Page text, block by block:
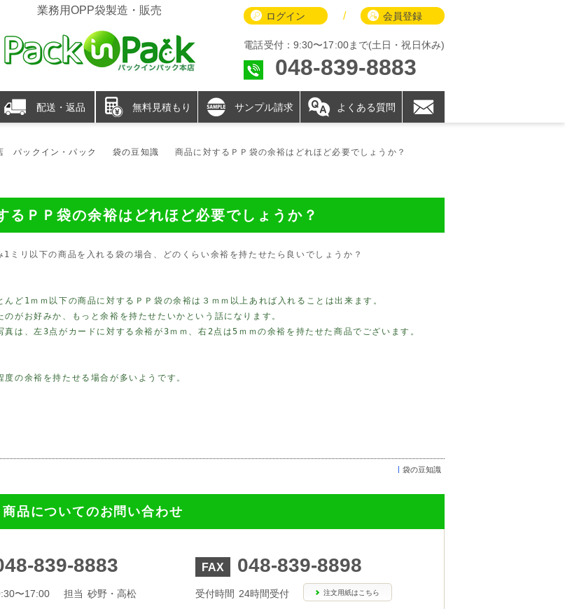
業務用OPP袋製造・販売 ログイン / 会員登録
電話受付：9:30〜17:00まで(土日・祝日休み)
048-839-8883
配送・返品 無料見積もり サンプル請求 よくある質問
パックイン・パック 袋の豆知識 商品に対するＰＰ袋の余裕はどれほど必要でしょうか？
るＰＰ袋の余裕はどれほど必要でしょうか？
1ミリ以下の商品を入れる袋の場合、どのくらい余裕を持たせたら良いでしょうか？
んど1ｍｍ以下の商品に対するＰＰ袋の余裕は３ｍｍ以上あれば入れることは出来ます。
のがお好みか、もっと余裕を持たせたいかという話になります。
真は、左3点がカードに対する余裕が3ｍｍ、右2点は5ｍｍの余裕を持たせた商品でございます。
度の余裕を持たせる場合が多いようです。
袋の豆知識
品についてのお問い合わせ
839-8883
〜17:00 担当 砂野・高松
FAX 048-839-8898
受付時間 24時間受付 注文用紙はこちら